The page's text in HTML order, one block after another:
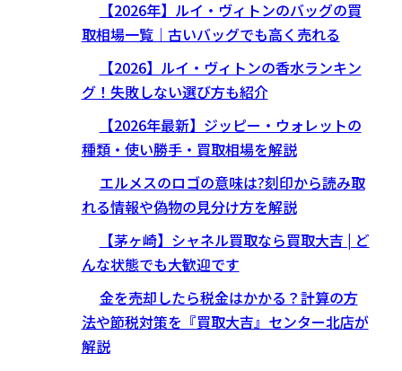
【2026年】ルイ・ヴィトンのバッグの買
取相場一覧｜古いバッグでも高く売れる
【2026】ルイ・ヴィトンの香水ランキン
グ！失敗しない選び方も紹介
【2026年最新】ジッピー・ウォレットの
種類・使い勝手・買取相場を解説
エルメスのロゴの意味は?刻印から読み取
れる情報や偽物の見分け方を解説
【茅ヶ崎】シャネル買取なら買取大吉 | ど
んな状態でも大歓迎です
金を売却したら税金はかかる？計算の方
法や節税対策を『買取大吉』センター北店が
解説